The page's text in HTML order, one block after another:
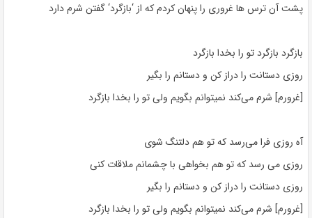
پشت آن ترس ها غروری را پنهان کردم که از ‘بازگرد‘ گفتن شرم دارد
بازگرد بازگرد تو را بخدا بازگرد
روزی دستانت را دراز کن و دستانم را بگیر
[غرورم] شرم می‌کند نمیتوانم بگویم ولی تو را بخدا بازگرد
آه روزی فرا می‌رسد که تو هم دلتنگ شوی
روزی می رسد که تو هم بخواهی با چشمانم ملاقات کنی
روزی دستانت را دراز کن و دستانم را بگیر
[غرورم] شرم می‌کند نمیتوانم بگویم ولی تو را بخدا بازگرد